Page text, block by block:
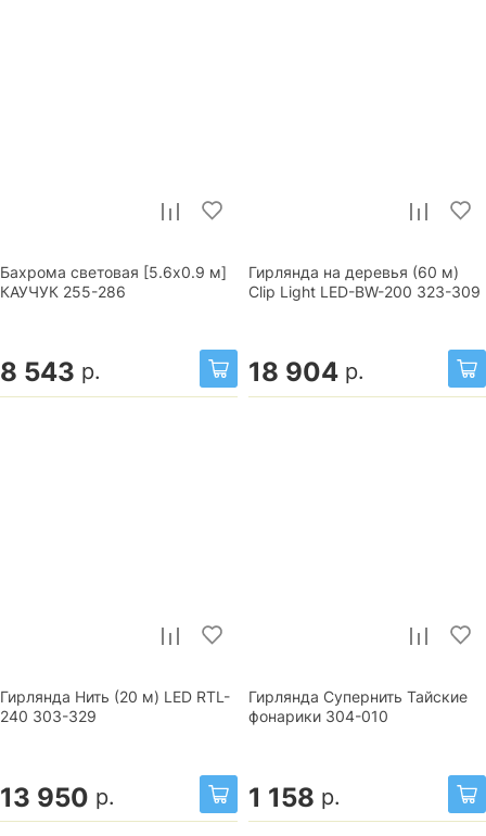
Бахрома световая [5.6x0.9 м]
КАУЧУК 255-286
8 543 р.
Гирлянда на деревья (60 м)
Clip Light LED-BW-200 323-309
18 904 р.
Гирлянда Нить (20 м) LED RTL-
240 303-329
13 950 р.
Гирлянда Супернить Тайские
фонарики 304-010
1 158 р.